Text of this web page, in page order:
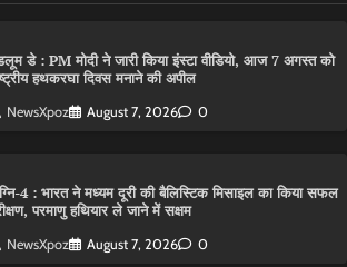
डे : PM मोदी ने जारी किया इंस्टा वीडियो, आज 7 अगस्त को
हथकरघा दिवस मनाने की अपील
NewsXpoz August 7, 2026 0
4 : भारत ने मध्यम दूरी की बैलिस्टिक मिसाइल का किया सफल
परमाणु हथियार ले जाने में सक्षम
NewsXpoz August 7, 2026 0